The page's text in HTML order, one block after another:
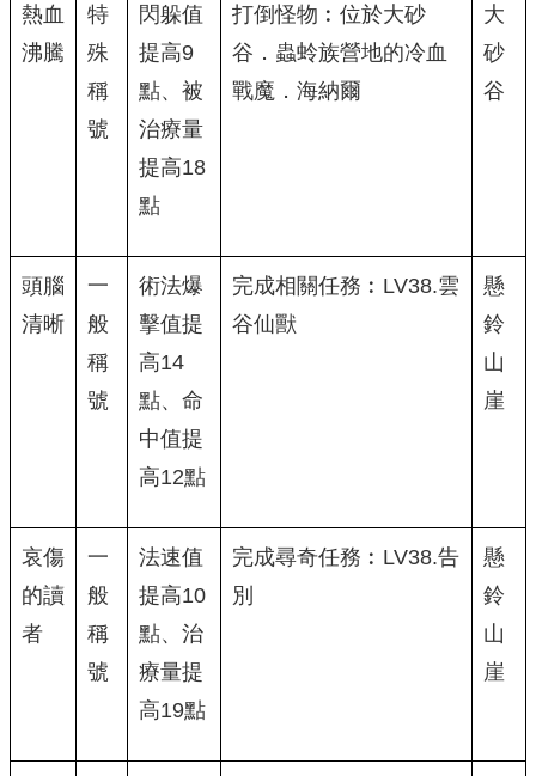
熱血
沸騰
特
殊
稱
號
閃躲值
提高9
點、被
治療量
提高18
點
打倒怪物︰位於大砂
谷．蟲蛉族營地的冷血
戰魔．海納爾
大
砂
谷
頭腦
清晰
一
般
稱
號
術法爆
擊值提
高14
點、命
中值提
高12點
完成相關任務︰LV38.雲
谷仙獸
懸
鈴
山
崖
哀傷
的讀
者
一
般
稱
號
法速值
提高10
點、治
療量提
高19點
完成尋奇任務︰LV38.告
別
懸
鈴
山
崖